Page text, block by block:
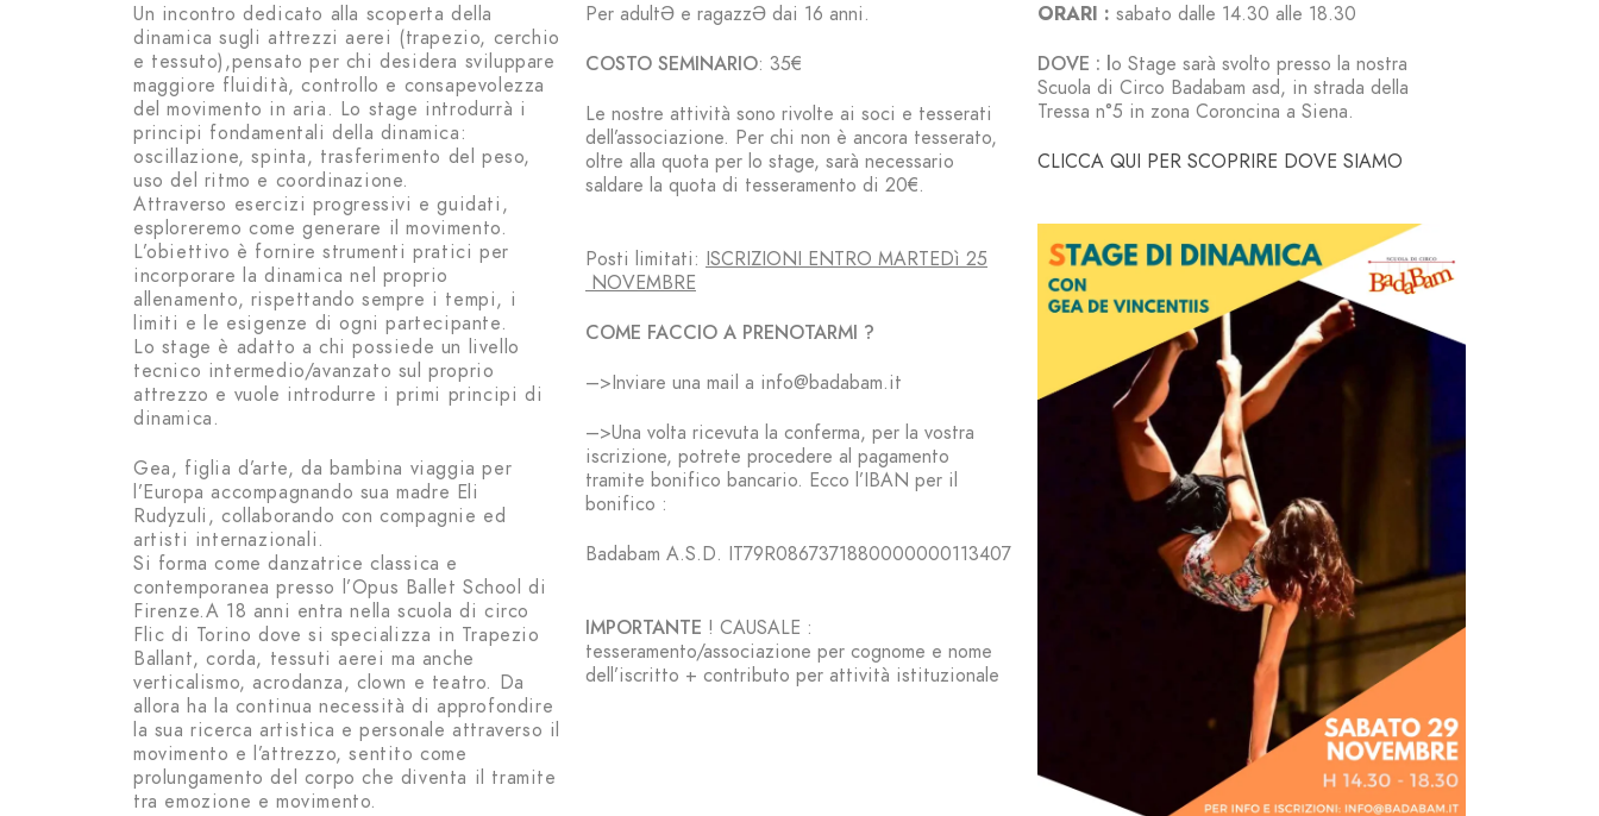
Un incontro dedicato alla scoperta della
dinamica sugli attrezzi aerei (trapezio, cerchio
e tessuto),pensato per chi desidera sviluppare
maggiore fluidità, controllo e consapevolezza
del movimento in aria. Lo stage introdurrà i
principi fondamentali della dinamica:
oscillazione, spinta, trasferimento del peso,
uso del ritmo e coordinazione.
Attraverso esercizi progressivi e guidati,
esploreremo come generare il movimento.
L’obiettivo è fornire strumenti pratici per
incorporare la dinamica nel proprio
allenamento, rispettando sempre i tempi, i
limiti e le esigenze di ogni partecipante.
Lo stage è adatto a chi possiede un livello
tecnico intermedio/avanzato sul proprio
attrezzo e vuole introdurre i primi principi di
dinamica.
Gea, figlia d’arte, da bambina viaggia per
l’Europa accompagnando sua madre Eli
Rudyzuli, collaborando con compagnie ed
artisti internazionali.
Si forma come danzatrice classica e
contemporanea presso l’Opus Ballet School di
Firenze.A 18 anni entra nella scuola di circo
Flic di Torino dove si specializza in Trapezio
Ballant, corda, tessuti aerei ma anche
verticalismo, acrodanza, clown e teatro. Da
allora ha la continua necessità di approfondire
la sua ricerca artistica e personale attraverso il
movimento e l’attrezzo, sentito come
prolungamento del corpo che diventa il tramite
tra emozione e movimento.
Per adultƏ e ragazzƏ dai 16 anni.
COSTO SEMINARIO: 35€
Le nostre attività sono rivolte ai soci e tesserati
dell’associazione. Per chi non è ancora tesserato,
oltre alla quota per lo stage, sarà necessario
saldare la quota di tesseramento di 20€.
Posti limitati: ISCRIZIONI ENTRO MARTEDì 25
NOVEMBRE
COME FACCIO A PRENOTARMI ?
–>Inviare una mail a info@badabam.it
–>Una volta ricevuta la conferma, per la vostra
iscrizione, potrete procedere al pagamento
tramite bonifico bancario. Ecco l’IBAN per il
bonifico :
Badabam A.S.D. IT79R0867371880000000113407
IMPORTANTE ! CAUSALE :
tesseramento/associazione per cognome e nome
dell’iscritto + contributo per attività istituzionale
ORARI : sabato dalle 14.30 alle 18.30
DOVE : lo Stage sarà svolto presso la nostra
Scuola di Circo Badabam asd, in strada della
Tressa n°5 in zona Coroncina a Siena.
CLICCA QUI PER SCOPRIRE DOVE SIAMO